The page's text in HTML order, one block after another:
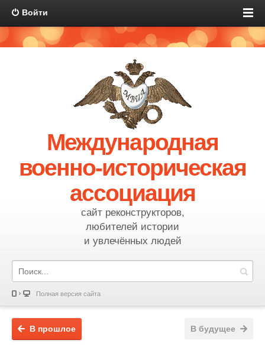
Войти
Международная
военно-историческая
ассоциация
сайт реконструкторов,
любителей истории
и увлечённых людей
Полная версия сайта
В будущее
В прошлое